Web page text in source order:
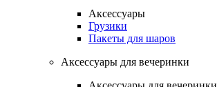
Аксессуары
Грузики
Пакеты для шаров
Аксессуары для вечеринки